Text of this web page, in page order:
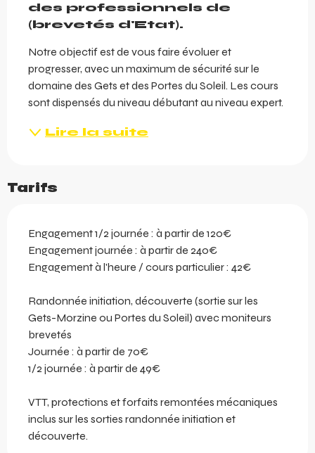
des professionnels de
(brevetés d'Etat).
Notre objectif est de vous faire évoluer et
progresser, avec un maximum de sécurité sur le
domaine des Gets et des Portes du Soleil. Les cours
sont dispensés du niveau débutant au niveau expert.
Lire la suite
Tarifs
Engagement 1/2 journée : à partir de 120€
Engagement journée : à partir de 240€
Engagement à l'heure / cours particulier : 42€
Randonnée initiation, découverte (sortie sur les
Gets-Morzine ou Portes du Soleil) avec moniteurs
brevetés
Journée : à partir de 70€
1/2 journée : à partir de 49€
VTT, protections et forfaits remontées mécaniques
inclus sur les sorties randonnée initiation et
découverte.